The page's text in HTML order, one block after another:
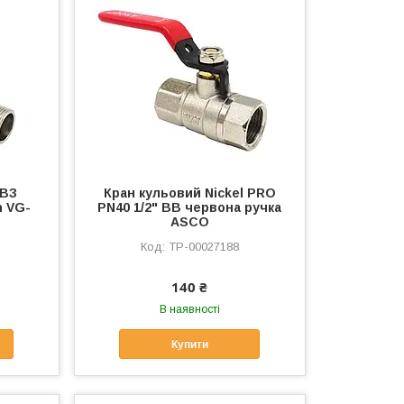
VG-
Кран кульовий Nickel PRO
PN40 1/2" ВВ червона ручка
ASCO
ТР-00027188
140 ₴
В наявності
Купити